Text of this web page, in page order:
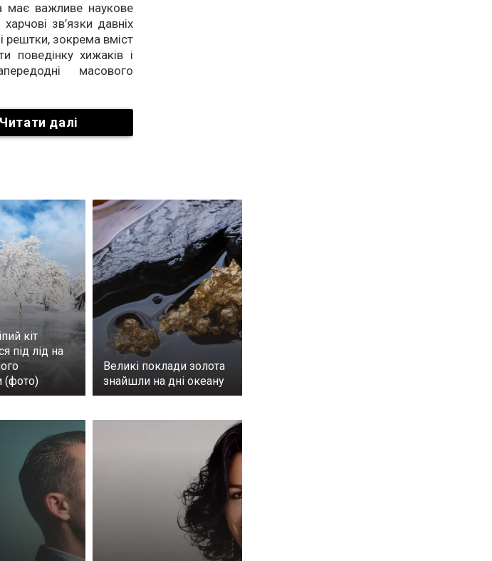
має важливе наукове
зв’язки давніх
рештки, зокрема вміст
поведінку хижаків і
масового
Читати далі
кіт
під лід на
(фото)
Великі поклади золота
знайшли на дні океану